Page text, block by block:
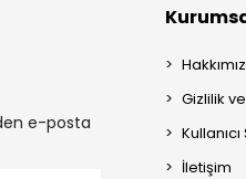
e-posta
Gizlilik
İletişim